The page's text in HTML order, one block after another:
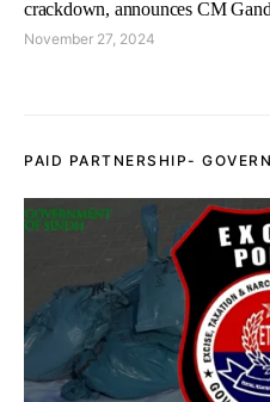
crackdown, announces CM
November 27, 2024
PAID PARTNERSHIP-